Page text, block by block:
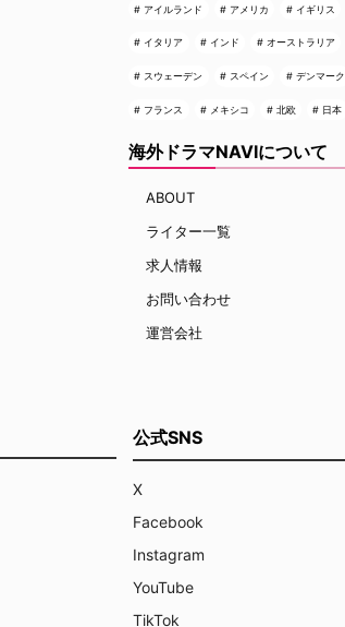
アイルランド アメリカ イギリス
イタリア インド オーストラリア
スウェーデン スペイン デンマーク
フランス メキシコ 北欧 日本
海外ドラマNAVIについて
ABOUT
ライター一覧
求人情報
お問い合わせ
運営会社
公式SNS
X
Facebook
Instagram
YouTube
TikTok